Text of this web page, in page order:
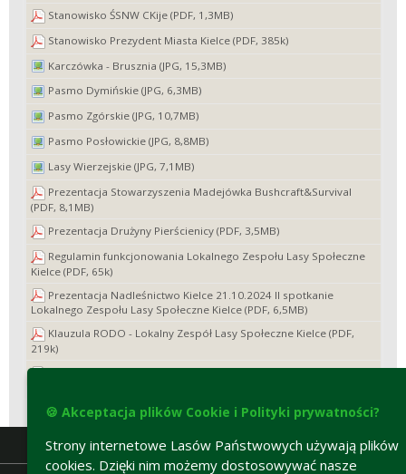
Stanowisko ŚSNW CKije (PDF, 1,3MB)
Stanowisko Prezydent Miasta Kielce (PDF, 385k)
Karczówka - Brusznia (JPG, 15,3MB)
Pasmo Dymińskie (JPG, 6,3MB)
Pasmo Zgórskie (JPG, 10,7MB)
Pasmo Posłowickie (JPG, 8,8MB)
Lasy Wierzejskie (JPG, 7,1MB)
Prezentacja Stowarzyszenia Madejówka Bushcraft&Survival
(PDF, 8,1MB)
Prezentacja Drużyny Pierścienicy (PDF, 3,5MB)
Regulamin funkcjonowania Lokalnego Zespołu Lasy Społeczne
Kielce (PDF, 65k)
Prezentacja Nadleśnictwo Kielce 21.10.2024 II spotkanie
Lokalnego Zespołu Lasy Społeczne Kielce (PDF, 6,5MB)
Klauzula RODO - Lokalny Zespół Lasy Społeczne Kielce (PDF,
219k)
Słownik pojęć LP Lasy Społeczne Kielce (PDF, 481k)
🍪 Akceptacja plików Cookie i Polityki prywatności?
Strony internetowe Lasów Państwowych używają plików
cookies. Dzięki nim możemy dostosowywać nasze